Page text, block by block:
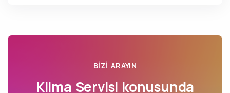
BIZI ARAYIN
Klima Servisi konusunda